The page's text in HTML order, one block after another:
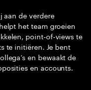
aan de verdere
het team groeien
point‑of‑views te
te initiëren. Je bent
en bewaakt de
en accounts.